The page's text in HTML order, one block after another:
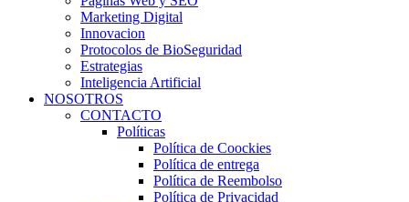
Marketing Digital
Innovacion
Protocolos de BioSeguridad
Estrategias
Inteligencia Artificial
NOSOTROS
CONTACTO
Políticas
Política de Coockies
Política de entrega
Política de Reembolso
Política de Privacidad